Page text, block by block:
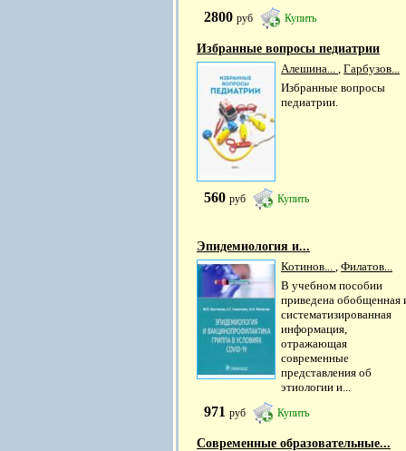
2800 руб Купить
Избранные вопросы педиатрии
Алешина... , Гарбузов...
Избранные вопросы
педиатрии.
560 руб Купить
Эпидемиология и...
Котинов...
Филатов...
В учебном пособии
приведена обобщенная
систематизированная
информация,
отражающая
современные
представления об
этиологии и...
971 руб Купить
Современные образовательные...